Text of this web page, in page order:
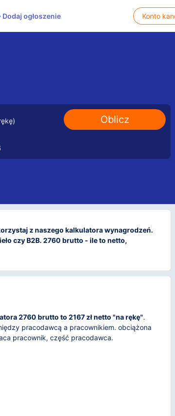
Dodaj ogłoszenie Konto
z naszego kalkulatora wynagrodzeń.
czy B2B. 2760 brutto - ile to netto,
2760 brutto to 2167 zł netto "na rękę".
pracodawcą a pracownikiem. obciążona
pracownik, część pracodawca.